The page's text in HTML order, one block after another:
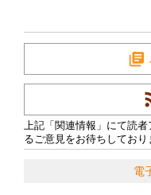
上記「関連情報」にて読
るご意見をお待ちしており
電